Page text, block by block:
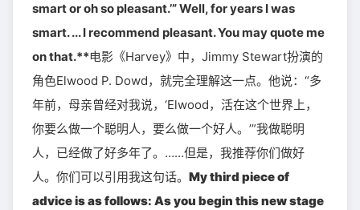
smart or oh so pleasant.’” Well, for years I was
smart. ... I recommend pleasant. You may quote me
on that.**电影《Harvey》中，Jimmy Stewart扮演的
角色Elwood P. Dowd，就完全理解这一点。他说：“多
年前，母亲曾经对我说，‘Elwood，活在这个世界上，
你要么做一个聪明人，要么做一个好人。’”我做聪明
人，已经做了好多年了。……但是，我推荐你们做好
人。你们可以引用我这句话。 My third piece of
advice is as follows: As you begin this new stage